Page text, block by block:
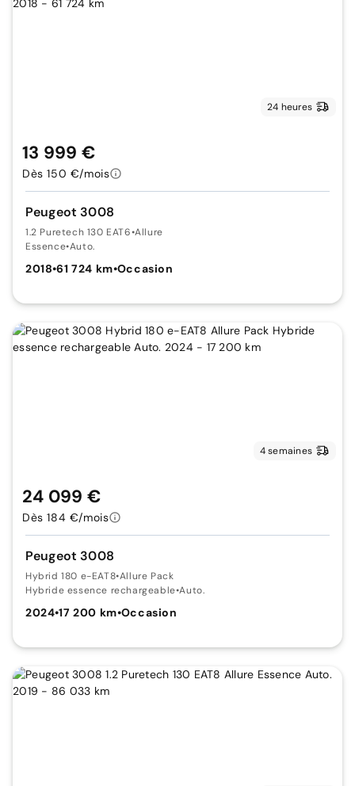
24 heures
Peugeot 3008
1.2 Puretech 130 EAT6•Allure
Essence•Auto.
2018•61 724 km•Occasion
13 999 €
Dès 150 €/mois
4 semaines
Peugeot 3008
Hybrid 180 e-EAT8•Allure Pack
Hybride essence rechargeable•Auto.
2024•17 200 km•Occasion
24 099 €
Dès 184 €/mois